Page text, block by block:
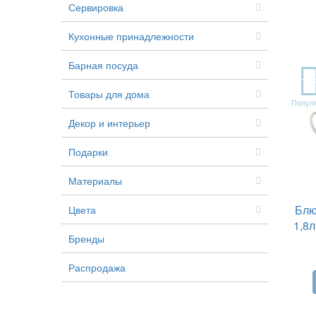
Сервировка
Кухонные принадлежности
Барная посуда
Товары для дома
Декор и интерьер
Подарки
Материалы
Цвета
Бренды
Распродажа